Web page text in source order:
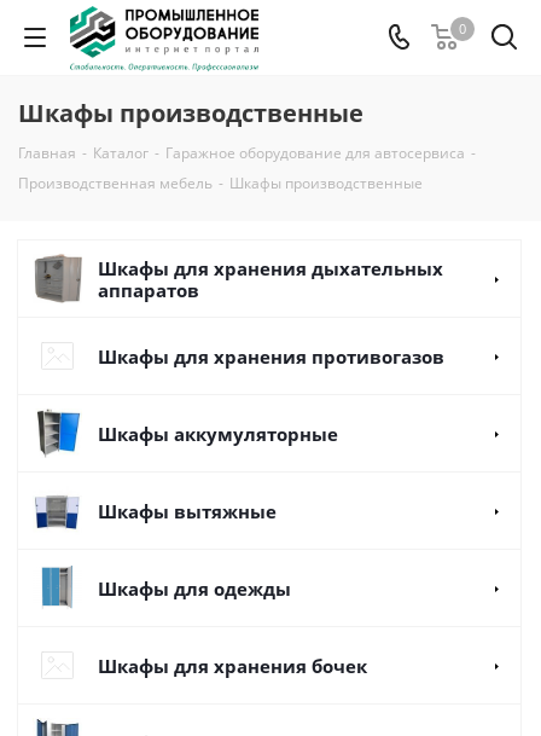
0
Шкафы производственные
Главная - Каталог - Гаражное оборудование для автосервиса -
Производственная мебель - Шкафы производственные
Шкафы для хранения дыхательных
аппаратов
Шкафы для хранения противогазов
Шкафы аккумуляторные
Шкафы вытяжные
Шкафы для одежды
Шкафы для хранения бочек